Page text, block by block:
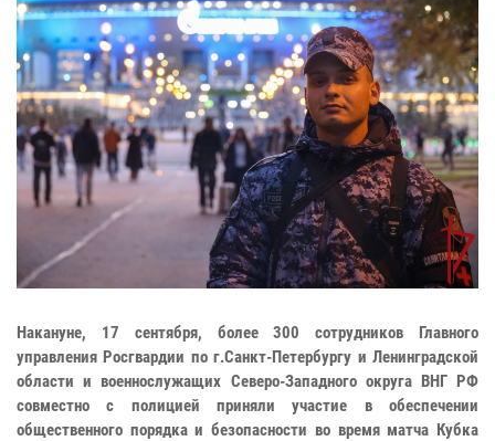
Накануне, 17 сентября, более 300 сотрудников Главного
управления Росгвардии по г.Санкт-Петербургу и Ленинградской
области и военнослужащих Северо-Западного округа ВНГ РФ
совместно с полицией приняли участие в обеспечении
общественного порядка и безопасности во время матча Кубка